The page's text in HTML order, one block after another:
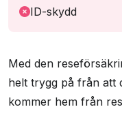
ID-skydd
Med den
helt trygg på från att
kommer hem från